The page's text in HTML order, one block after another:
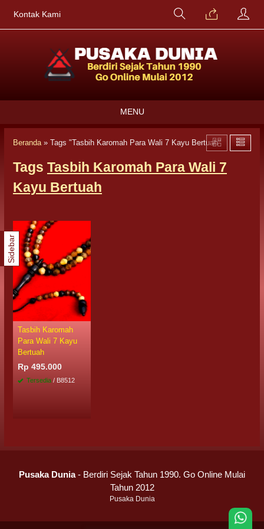
Kontak Kami
MENU
Beranda» Tags "Tasbih Karomah Para Wali 7 Kayu Bertuah"
Tags Tasbih Karomah Para Wali 7
Kayu Bertuah
Tasbih Karomah
Para Wali 7 Kayu
Bertuah
Rp 495.000
Tersedia / B8512
Sidebar
Pusaka Dunia- Berdiri Sejak Tahun 1990. Go Online Mulai
Tahun 2012
Pusaka Dunia